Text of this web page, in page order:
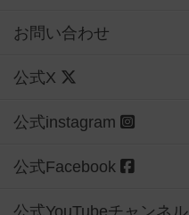
お問い合わせ
公式X
公式instagram
公式Facebook